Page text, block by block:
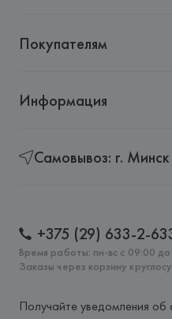
Покупателям
Информация
Самовывоз: г. Минск
+375 (29) 633-2-
Время работы: пн-вс с 09:00 до
Заказы через корзину
Получайте уведомления об